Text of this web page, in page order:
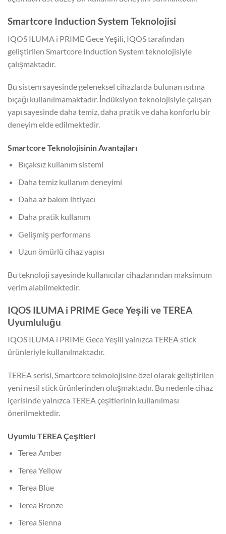
Smartcore Induction System Teknolojisi
IQOS ILUMA i PRIME Gece Yeşili, IQOS tarafından
geliştirilen Smartcore Induction System teknolojisiyle
çalışmaktadır.
Bu sistem sayesinde geleneksel cihazlarda bulunan ısıtma
bıçağı kullanılmamaktadır. İndüksiyon teknolojisiyle çalışan
yapı sayesinde daha temiz, daha pratik ve daha konforlu bir
deneyim elde edilmektedir.
Smartcore Teknolojisinin Avantajları
Bıçaksız kullanım sistemi
Daha temiz kullanım deneyimi
Daha az bakım ihtiyacı
Daha pratik kullanım
Gelişmiş performans
Uzun ömürlü cihaz yapısı
Bu teknoloji sayesinde kullanıcılar cihazlarından maksimum
verim alabilmektedir.
IQOS ILUMA i PRIME Gece Yeşili ve TEREA
Uyumluluğu
IQOS ILUMA i PRIME Gece Yeşili yalnızca TEREA stick
ürünleriyle kullanılmaktadır.
TEREA serisi, Smartcore teknolojisine özel olarak geliştirilen
yeni nesil stick ürünlerinden oluşmaktadır. Bu nedenle cihaz
içerisinde yalnızca TEREA çeşitlerinin kullanılması
önerilmektedir.
Uyumlu TEREA Çeşitleri
Terea Amber
Terea Yellow
Terea Blue
Terea Bronze
Terea Sienna